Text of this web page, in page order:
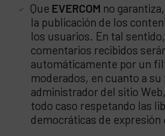
Que EVERCOM no
la publicación de los
los usuarios. En tal
comentarios recibidos
automáticamente por un
moderados, en cuanto a
administrador del sitio
todo caso respetando las
democráticas de expresión